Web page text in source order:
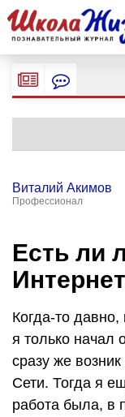
Виталий Акимов
Профессионал
Есть ли
Когда-то давно,
я только начал
сразу же
Сети. Тогда я
работа была, в